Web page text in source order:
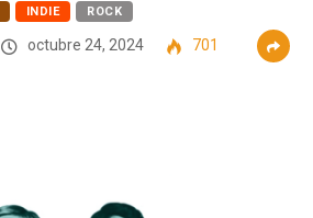
INDIE ROCK
octubre 24, 2024 701